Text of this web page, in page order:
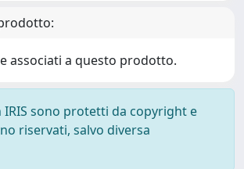
associati a questo prodotto.
sono protetti da copyright e
riservati, salvo diversa